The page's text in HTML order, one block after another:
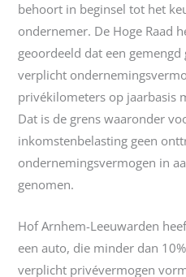
behoort in beginsel tot het
ondernemer. De Hoge Raad
geoordeeld dat een
verplicht
privékilometers op jaarbasis
Dat is de grens waaronder
inkomstenbelasting geen
ondernemingsvermogen in
genomen.
Hof Arnhem-Leeuwarden
een auto, die minder dan
verplicht privévermogen